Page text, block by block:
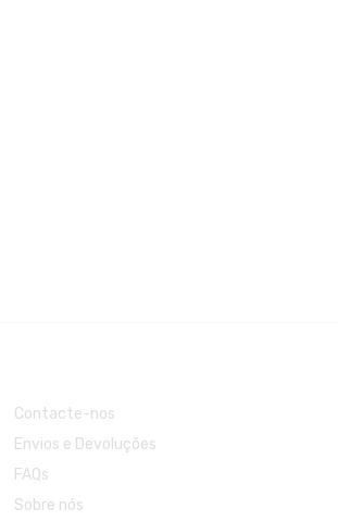
Contacte-nos
Envios e Devoluções
FAQs
Sobre nós